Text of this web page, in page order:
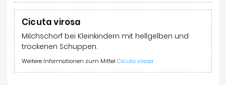
Cicuta virosa
Milchschorf bei Kleinkindern mit hellgelben und
trockenen Schuppen.
Weitere Informationen zum Mittel Cicuta virosa